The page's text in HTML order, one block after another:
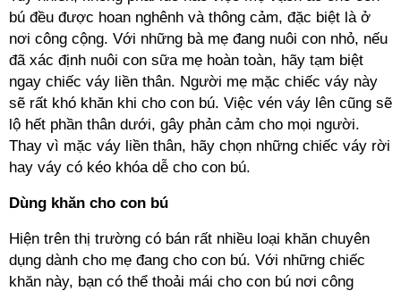
bú đều được hoan nghênh và thông cảm, đặc biệt là ở
nơi công cộng. Với những bà mẹ đang nuôi con nhỏ, nếu
đã xác định nuôi con sữa mẹ hoàn toàn, hãy tạm biệt
ngay chiếc váy liền thân. Người mẹ mặc chiếc váy này
sẽ rất khó khăn khi cho con bú. Việc vén váy lên cũng sẽ
lộ hết phần thân dưới, gây phản cảm cho mọi người.
Thay vì mặc váy liền thân, hãy chọn những chiếc váy rời
hay váy có kéo khóa dễ cho con bú.
Dùng khăn cho con bú
Hiện trên thị trường có bán rất nhiều loại khăn chuyên
dụng dành cho mẹ đang cho con bú. Với những chiếc
khăn này, bạn có thể thoải mái cho con bú nơi công